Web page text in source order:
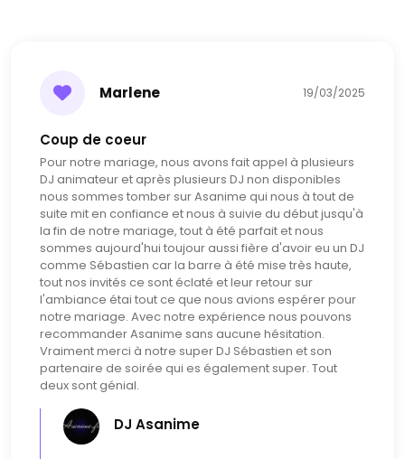
adaptées à l'esprit de votre événement.
- **Organisation de la soirée** : Sublimez chaque
l'entrée des mariés, l'ouverture du bal ou des moments
inédits.
- **Sonorisation haut de gamme** : Profitez d'un
équipement audio de qualité supérieure, calibré selon
les spécificités de votre salle et votre événement.
- **DJ professionnel** : Sébastien Aubert, DJ
expérimenté, apporte son expertise pour animer votre
événement avec la sélection musicale parfaite.
Nous visons à créer une ambiance unique et
mémorable, en parfaite harmonie avec vos
préférences et les particularités de votre célébration.
Nos options exclusives incluent :
- Deux machines à jet d'étincelles froides
- Livre d’or audio
- Machine à fumée lourde
Marlene 19/03/2025
Coup de coeur
Pour notre mariage, nous avons fait appel à plusieurs
DJ animateur et après plusieurs DJ non disponibles
nous sommes tomber sur Asanime qui nous à tout de
suite mit en confiance et nous à suivie du début jusqu'à
la fin de notre mariage, tout à été parfait et nous
sommes aujourd'hui toujour aussi fière d'avoir eu un DJ
comme Sébastien car la barre à été mise très haute,
tout nos invités ce sont éclaté et leur retour sur
l'ambiance étai tout ce que nous avions espérer pour
notre mariage. Avec notre expérience nous pouvons
recommander Asanime sans aucune hésitation.
Vraiment merci à notre super DJ Sébastien et son
partenaire de soirée qui es également super. Tout
deux sont génial.
DJ Asanime